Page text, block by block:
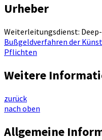
Urheber
Weiterleitungsdienst:
Bußgeldverfahren der
Pflichten
Weitere
zurück
nach oben
Allgemeine